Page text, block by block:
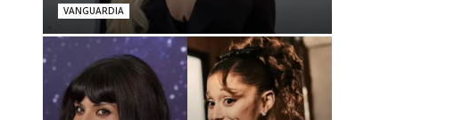
VANGUARDIA